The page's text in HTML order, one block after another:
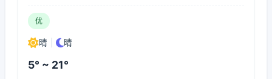
优
晴 晴
5° ~ 21°